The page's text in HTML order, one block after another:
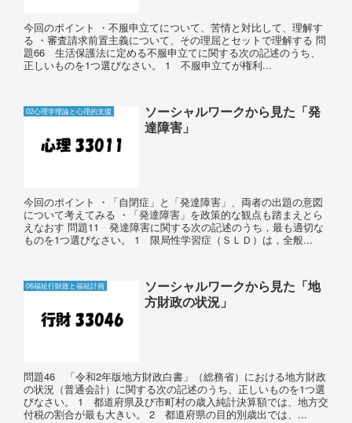
今回のポイント ・不服申立てについて、苦情と対比して、理解す
る ・審査請求前置主義について、その理屈とセットで理解する 問
題66 生活保護法に定める不服申立てに関する次の記述のうち、
正しいものを1つ選びなさい。 1 不服申立てが権利...
02心理学理論と心理的支援
ソーシャルワークから見た「発
達障害」
今回のポイント ・「自閉症」と「発達障害」、両者の出題の意図
について考えてみる ・「発達障害」を政策的な観点も踏まえとら
えなおす 問題11 発達障害に関する次の記述のうち，最も適切な
ものを1つ選びなさい。 1 限局性学習症（ＳＬＤ）は，全般...
06福祉行財政と福祉計画
ソーシャルワークから見た「地
方財政の状況」
問題46 「令和2年版地方財政白書」（総務省）における地方財政
の状況（普通会計）に関する次の記述のうち、正しいものを1つ選
びなさい。 1 都道府県及び市町村の歳入純計決算額では、地方交
付税の割合が最も大きい。 2 都道府県の目的別歳出では、...